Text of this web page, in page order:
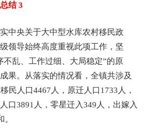
结 3
央关于大中型水库农村移民政
领导始终高度重视此项工作，坚
不乱、工作过细、大局稳定”的原
果。从落实的情况看，全镇共涉及
民人口4467人，原迁人口1733人，
口3891人，零星迁入349人，出嫁入